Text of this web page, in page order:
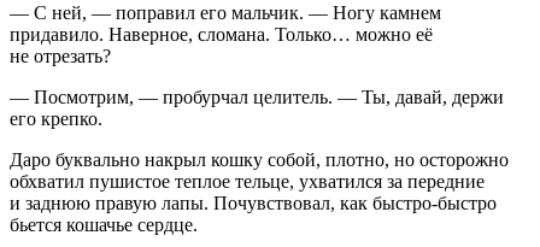
— С ней, — поправил его мальчик. — Ногу камнем
придавило. Наверное, сломана. Только… можно её
не отрезать?
— Посмотрим, — пробурчал целитель. — Ты, давай, держи
его крепко.
Даро буквально накрыл кошку собой, плотно, но осторожно
обхватил пушистое теплое тельце, ухватился за передние
и заднюю правую лапы. Почувствовал, как быстро-быстро
бьется кошачье сердце.